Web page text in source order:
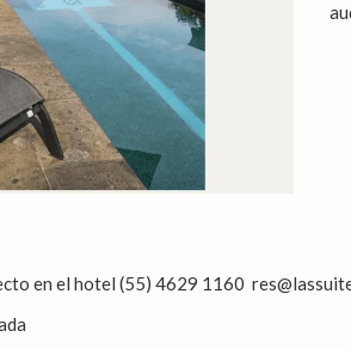
en el hotel (55) 4629 1160